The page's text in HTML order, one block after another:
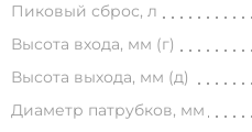
Пиковый сброс, л
Высота входа, мм (г)
Высота выхода, мм (д)
Диаметр патрубков, мм